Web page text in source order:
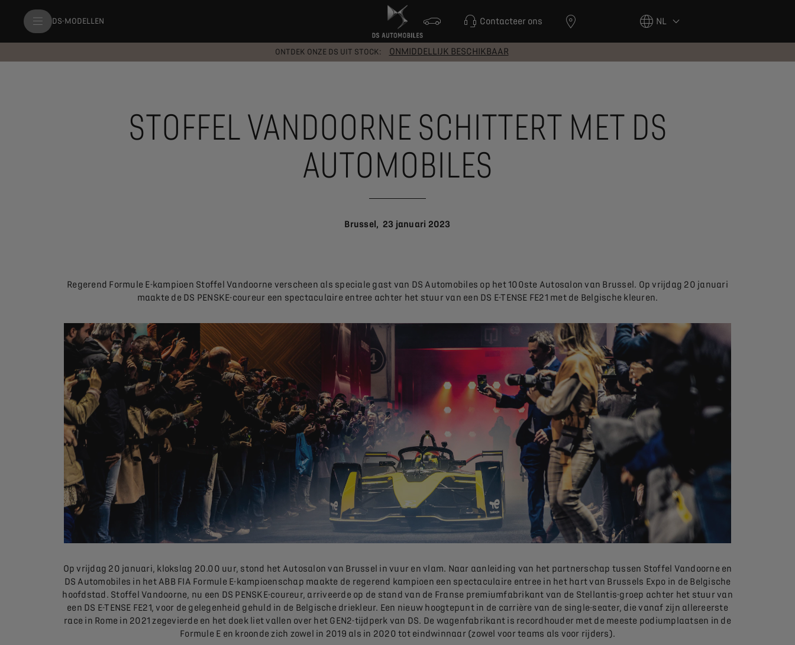
DS-MODELLEN Contacteer ons NL
ONTDEK ONZE DS UIT STOCK: ONMIDDELLIJK BESCHIKBAAR
STOFFEL VANDOORNE SCHITTERT MET DS
AUTOMOBILES
Brussel, 23 januari 2023
Regerend Formule E-kampioen Stoffel Vandoorne verscheen als speciale gast van DS Automobiles op het 100ste Autosalon van Brussel. Op vrijdag 20 januari
maakte de DS PENSKE-coureur een spectaculaire entree achter het stuur van een DS E-TENSE FE21 met de Belgische kleuren.
Op vrijdag 20 januari, klokslag 20.00 uur, stond het Autosalon van Brussel in vuur en vlam. Naar aanleiding van het partnerschap tussen Stoffel Vandoorne en
DS Automobiles in het ABB FIA Formule E-kampioenschap maakte de regerend kampioen een spectaculaire entree in het hart van Brussels Expo in de Belgische
hoofdstad. Stoffel Vandoorne, nu een DS PENSKE-coureur, arriveerde op de stand van de Franse premiumfabrikant van de Stellantis-groep achter het stuur van
een DS E-TENSE FE21, voor de gelegenheid gehuld in de Belgische driekleur. Een nieuw hoogtepunt in de carrière van de single-seater, die vanaf zijn allereerste
race in Rome in 2021 zegevierde en het doek liet vallen over het GEN2-tijdperk van DS. De wagenfabrikant is recordhouder met de meeste podiumplaatsen in de
Formule E en kroonde zich zowel in 2019 als in 2020 tot eindwinnaar (zowel voor teams als voor rijders).